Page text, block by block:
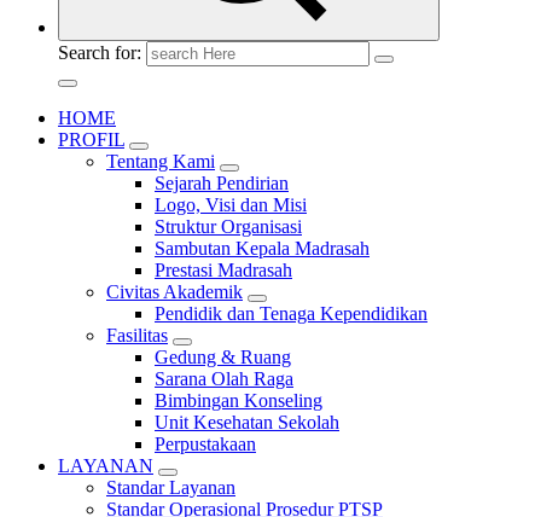
Search for:
HOME
PROFIL
Tentang Kami
Sejarah Pendirian
Logo, Visi dan Misi
Struktur Organisasi
Sambutan Kepala Madrasah
Prestasi Madrasah
Civitas Akademik
Pendidik dan Tenaga Kependidikan
Fasilitas
Gedung & Ruang
Sarana Olah Raga
Bimbingan Konseling
Unit Kesehatan Sekolah
Perpustakaan
LAYANAN
Standar Layanan
Standar Operasional Prosedur PTSP